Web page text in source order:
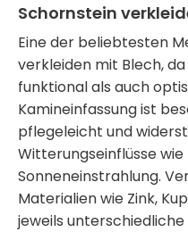
Schornstein
Eine der beliebtesten
verkleiden mit Blech,
funktional als auch
Kamineinfassungist
pflegeleicht und
Witterungseinflüsse
Sonneneinstrahlung.
Materialien wie Zink,
jeweils